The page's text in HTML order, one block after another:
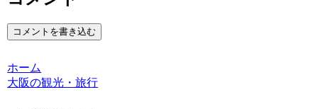
コメントを書き込む
ホーム
大阪の観光・旅行